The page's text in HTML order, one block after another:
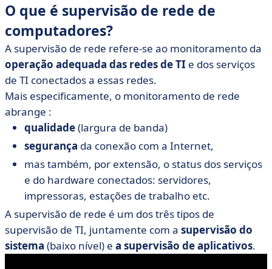
O que é supervisão de rede de
computadores?
A supervisão de rede refere-se ao monitoramento da
operação adequada das redes de TI e dos serviços
de TI conectados a essas redes.
Mais especificamente, o monitoramento de rede
abrange :
qualidade(largura de banda)
segurança da conexão com a Internet,
mas também, por extensão, o status dos serviços
e do hardware conectados: servidores,
impressoras, estações de trabalho etc.
A supervisão de rede é um dos três tipos de
supervisão de TI, juntamente com a supervisão do
sistema (baixo nível) e a supervisão de aplicativos.